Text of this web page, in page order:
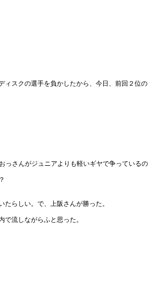
ィスクの選手を負かしたから、今日、前回２位の
っさんがジュニアよりも軽いギヤで争っているの
らしい。で、上阪さんが勝った。
流しながらふと思った。